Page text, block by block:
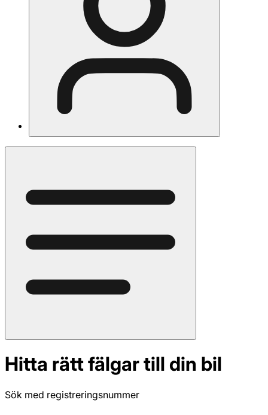
Hitta rätt fälgar till din bil
Sök med registreringsnummer